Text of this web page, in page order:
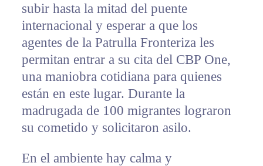
subir hasta la mitad del puente
internacional y esperar a que los
agentes de la Patrulla Fronteriza les
permitan entrar a su cita del CBP One,
una maniobra cotidiana para quienes
están en este lugar. Durante la
madrugada de 100 migrantes lograron
su cometido y solicitaron asilo.
En el ambiente hay calma y